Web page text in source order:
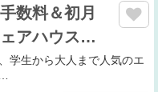
数料＆初月
アハウス…
学生から大人まで人気のエ